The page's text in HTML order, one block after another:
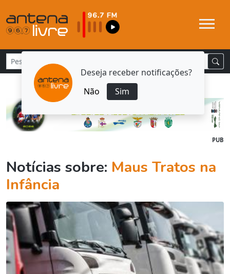
Deseja receber notificações?
Não
Sim
PUB
Notícias sobre: Maus Tratos na
Infância